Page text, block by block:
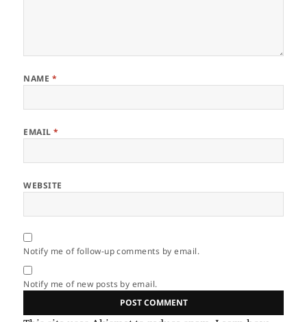
NAME *
EMAIL*
WEBSITE
Notify me of follow-up comments by email.
Notify me of new posts by email.